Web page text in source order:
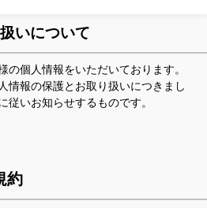
いについて
の個人情報をいただいております。
情報の保護とお取り扱いにつきまし
従いお知らせするものです。
約